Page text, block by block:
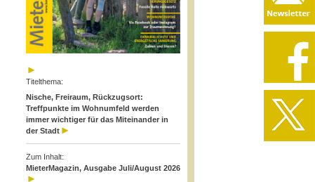
Titelthema:
Nische, Freiraum, Rückzugsort:
Treffpunkte im Wohnumfeld werden
immer wichtiger für das Miteinander in
der Stadt
Zum Inhalt:
MieterMagazin, Ausgabe Juli/August 2026